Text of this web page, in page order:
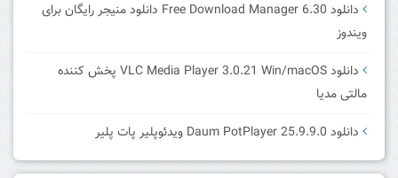
دانلود Free Download Manager 6.30 دانلود منیجر رایگان برای
ویندوز
دانلود VLC Media Player 3.0.21 Win/macOS پخش کننده
مالتی مدیا
دانلود Daum PotPlayer 25.9.9.0 ویدئوپلیر پات پلیر